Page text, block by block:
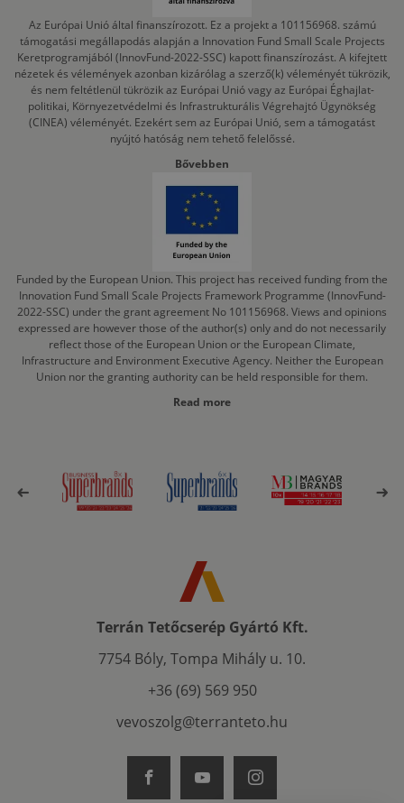
Az Európai Unió által finanszírozott. Ez a projekt a 101156968. számú
támogatási megállapodás alapján a Innovation Fund Small Scale Projects
Keretprogramjából (InnovFund-2022-SSC) kapott finanszírozást. A kifejtett
nézetek és vélemények azonban kizárólag a szerző(k) véleményét tükrözik,
és nem feltétlenül tükrözik az Európai Unió vagy az Európai Éghajlat-
politikai, Környezetvédelmi és Infrastrukturális Végrehajtó Ügynökség
(CINEA) véleményét. Ezekért sem az Európai Unió, sem a támogatást
nyújtó hatóság nem tehető felelőssé.
Bővebben
Funded by the European Union. This project has received funding from the
Innovation Fund Small Scale Projects Framework Programme (InnovFund-
2022-SSC) under the grant agreement No 101156968. Views and opinions
expressed are however those of the author(s) only and do not necessarily
reflect those of the European Union or the European Climate,
Infrastructure and Environment Executive Agency. Neither the European
Union nor the granting authority can be held responsible for them.
Read more
Terrán Tetőcserép Gyártó Kft.
7754 Bóly, Tompa Mihály u. 10.
+36 (69) 569 950
vevoszolg@terranteto.hu